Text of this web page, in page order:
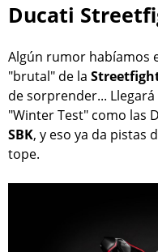
Ducati
Algún rumor habíamos
"brutal" de la
de sorprender...
"Winter Test" como las
SBK, y eso ya da pistas
tope.